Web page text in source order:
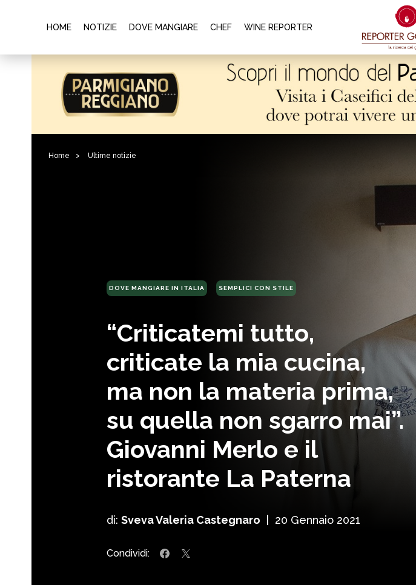
HOME NOTIZIE DOVE MANGIARE CHEF WINE REPORTER
Home > Ultime notizie
DOVE MANGIARE IN ITALIA SEMPLICI CON STILE
“Criticatemi tutto,
criticate la mia cucina,
ma non la materia prima,
su quella non sgarro mai”.
Giovanni Merlo e il
ristorante La Paterna
di: Sveva Valeria Castegnaro 20 Gennaio 2021
Condividi: